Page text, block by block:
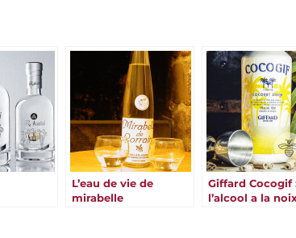
L’eau de vie de
mirabelle
Giffard Cocogif
l’alcool a la